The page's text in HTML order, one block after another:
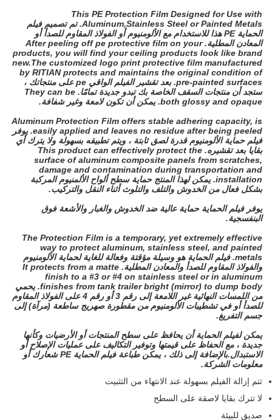
This PE Protection Film Designed for Use with
Aluminum,Stainless Steel or Painted Metals. تم تصميم فيلم
الحماية PE هذا للاستخدام مع الألومنيوم أو الفولاذ المقاوم للصدأ أو
المعادن المطلية. After peeling off pe protective film on your
products, you will find your ceiling products look like brand
new.The customized logo print protective film manufactured
by RITIAN protects and maintains the original condition of
pre-painted surfaces.
بعد تقشير الفيلم الواقي pe على منتجاتك ،
ستجد أن منتجات السقف الخاصة بك تبدو جديدة تمامًا. They can be
both glossy and opaque. يمكن أن تكون لامعة وغير شفافة.
Aluminum Protection Film offers stable adhering capacity, is
easily applied and leaves no residue after being peeled. يوفر
فيلم حماية الألومنيوم قدرة لصق ثابتة ، ويتم تطبيقه بسهولة ولا يترك أي
بقايا بعد تقشيره. This product can effectively protect the
surface of aluminum composite panels from scratches,
damage and contamination during transportation and
installation. يمكن لهذا المنتج حماية سطح ألواح الألمنيوم المركبة
بشكل فعال من الخدوش والتلف والتلوث أثناء النقل والتركيب.
يوفر فيلم الحماية حماية عالية ضد الخدوش والغبار والأشعة فوق
البنفسجية.
The Protection Film is a temporary, yet extremely effective
way to protect aluminum, stainless steel, and painted
metals. فيلم الحماية هو وسيلة مؤقتة وفعالة للغاية لحماية الألومنيوم
والفولاذ المقاوم للصدأ والمعادن المطلية. It protects from a matte
finish to a #3 or #4 on stainless steel or in aluminum
finishes from tank trailer bright (mirror) to dump body. يحمي
من اللمسات النهائية غير اللامعة إلى رقم 3 أو رقم 4 على الفولاذ المقاوم
للصدأ أو في تشطيبات الألومنيوم من مقطورة صهريج ساطعة (مرآة) إلى
جسم التفريغ.
يمكن لفيلم الحماية أن يحافظ على سطح المنتجات أو الأرضيات وكأنها
جديدة ، مع الحفاظ على قيمتها وتوفير التكاليف على عمليات الإصلاح أو
الاستبدال.
بالإضافة إلى ذلك ، يمكن طباعة فيلم الحماية PE شعارك أو
معلومات الشركة.
تتم إزالة الفيلم بسهولة عند الانتهاء من التثبيت
لا تترك بقايا لاصقة على السطح
صديق للبيئة